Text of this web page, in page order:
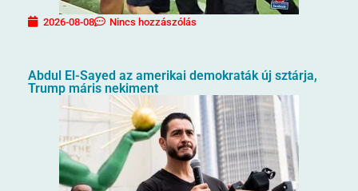
2026-08-08 Nincs hozzászólás
Abdul El-Sayed az amerikai demokraták új sztárja,
Trump máris nekiment